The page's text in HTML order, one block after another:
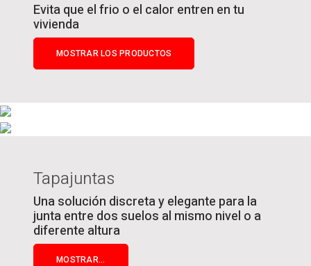
Evita que el frio o el calor entren en tu
vivienda
MOSTRAR LOS PRODUCTOS
Tapajuntas
Una solución discreta y elegante para la
junta entre dos suelos al mismo nivel o a
diferente altura
MOSTRAR...